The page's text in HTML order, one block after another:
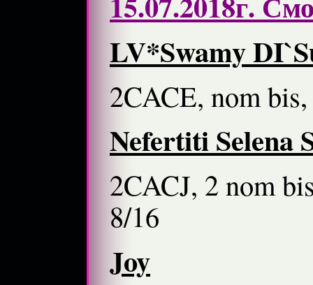
LV*Swamy
2CACE, nom
Nefertiti Selena
2CACJ, 2 nom
8/16
Joy